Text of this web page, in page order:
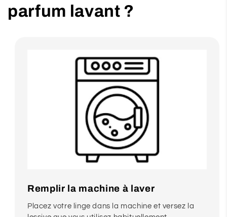
parfum lavant ?
Remplir la machine à laver
Placez votre linge dans la machine et versez la